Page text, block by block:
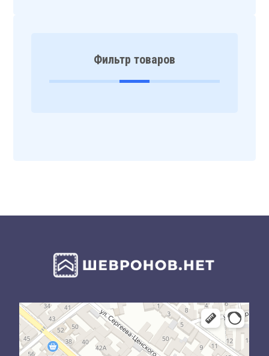
Фильтр товаров